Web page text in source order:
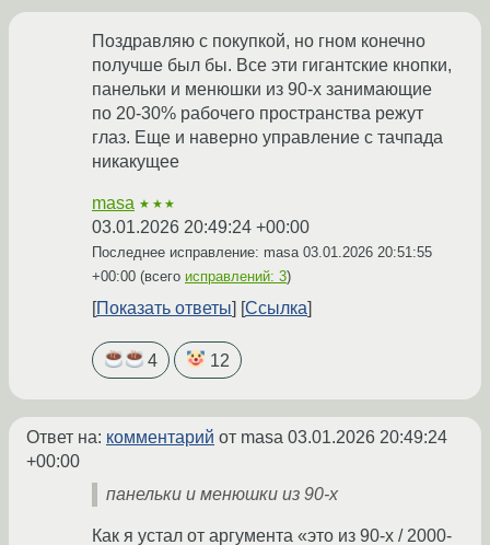
Поздравляю с покупкой, но гном конечно
получше был бы. Все эти гигантские кнопки,
панельки и менюшки из 90-х занимающие
по 20-30% рабочего пространства режут
глаз. Еще и наверно управление с тачпада
никакущее
masa ★★★
03.01.2026 20:49:24 +00:00
Последнее исправление: masa 03.01.2026 20:51:55
+00:00 (всего исправлений: 3)
Показать ответы Ссылка
4 12
Ответ на: комментарий от masa 03.01.2026 20:49:24
+00:00
панельки и менюшки из 90-х
Как я устал от аргумента «это из 90-x / 2000-